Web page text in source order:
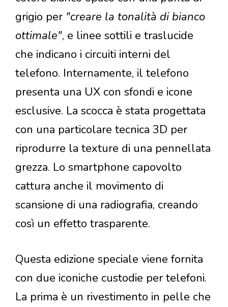
grigio per "creare la tonalità di bianco
ottimale", e linee sottili e traslucide
che indicano i circuiti interni del
telefono. Internamente, il telefono
presenta una UX con sfondi e icone
esclusive. La scocca è stata progettata
con una particolare tecnica 3D per
riprodurre la texture di una pennellata
grezza. Lo smartphone capovolto
cattura anche il movimento di
scansione di una radiografia, creando
così un effetto trasparente.
Questa edizione speciale viene fornita
con due iconiche custodie per telefoni.
La prima è un rivestimento in pelle che